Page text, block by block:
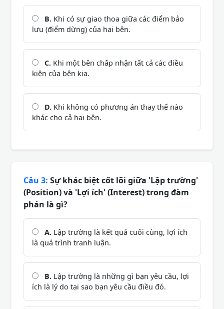
B. Khi có sự giao thoa giữa các điểm bảo
lưu (điểm dừng) của hai bên.
C. Khi một bên chấp nhận tất cả các điều
kiện của bên kia.
D. Khi không có phương án thay thế nào
khác cho cả hai bên.
Câu 3: Sự khác biệt cốt lõi giữa 'Lập trường'
(Position) và 'Lợi ích' (Interest) trong đàm
phán là gì?
A. Lập trường là kết quả cuối cùng, lợi ích
là quá trình tranh luận.
B. Lập trường là những gì bạn yêu cầu, lợi
ích là lý do tại sao bạn yêu cầu điều đó.